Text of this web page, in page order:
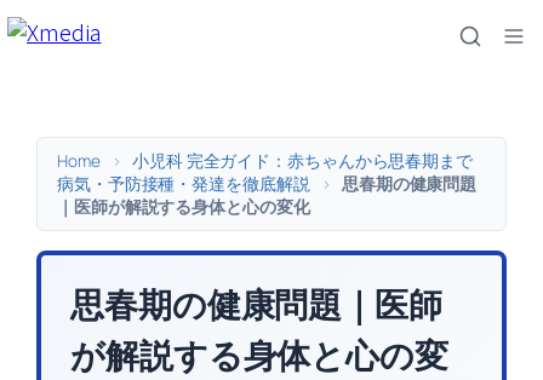
内
Home >
小児科 完全ガイド：赤ちゃんから思春期まで
病気・予防接種・発達を徹底解説
>
思春期の健康問題
｜医師が解説する身体と心の変化
思春期の健康問題｜医師
が解説する身体と心の変